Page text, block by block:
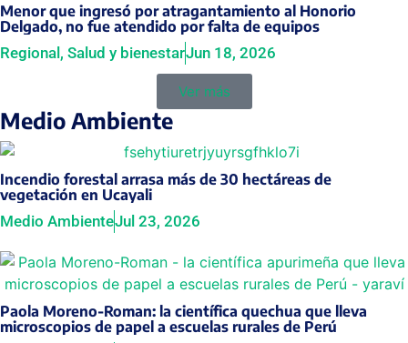
Menor que ingresó por atragantamiento al Honorio
Delgado, no fue atendido por falta de equipos
Regional, Salud y bienestarJun 18, 2026
Ver más
Medio Ambiente
Incendio forestal arrasa más de 30 hectáreas de
vegetación en Ucayali
Medio AmbienteJul 23, 2026
Paola Moreno-Roman: la científica quechua que lleva
microscopios de papel a escuelas rurales de Perú